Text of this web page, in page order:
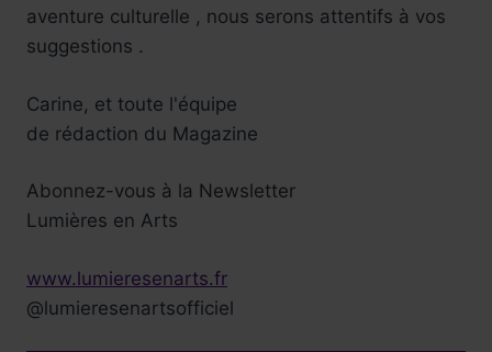
aventure culturelle , nous serons attentifs à vos
suggestions .
Carine, et toute l'équipe
de rédaction du Magazine
Abonnez-vous à la Newsletter
Lumières en Arts
www.lumieresenarts.fr
@lumieresenartsofficiel